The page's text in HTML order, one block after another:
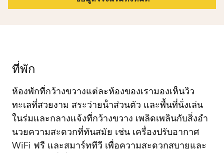
ที่พัก
ห้องพักที่กว้างขวางแต่ละห้องของเรามองเห็นวิว
ทะเลที่สวยงาม สระว่ายน้ําส่วนตัว และพื้นที่นั่งเล่น
ในร่มและกลางแจ้งที่กว้างขวาง เพลิดเพลินกับสิ่งอํา
นวยความสะดวกที่ทันสมัย เช่น เครื่องปรับอากาศ
WiFi ฟรี และสมาร์ททีวี เพื่อความสะดวกสบายและ